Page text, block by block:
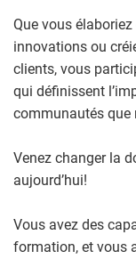
Que vous
innovations ou
clients, vous
qui définissent
communautés que
Venez changer la
aujourd’hui!
Vous avez des
formation, et vous